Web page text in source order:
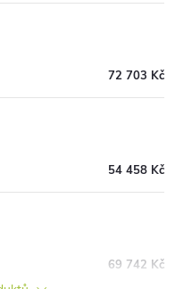
72 703 Kč
54 458 Kč
69 742 Kč